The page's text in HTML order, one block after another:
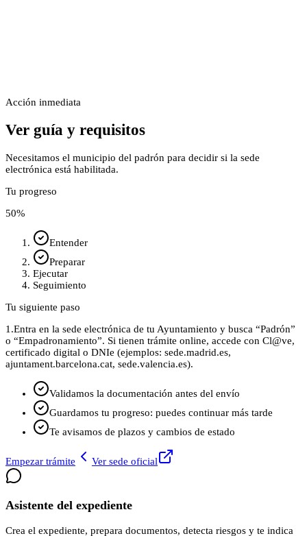
Acción inmediata
Ver guía y requisitos
Necesitamos el municipio del padrón para decidir si la sede
electrónica está habilitada.
Tu progreso
50%
Entender
Preparar
Ejecutar
Seguimiento
Tu siguiente paso
1.Entra en la sede electrónica de tu Ayuntamiento y busca “Padrón”
o “Empadronamiento”. Si tienen trámite online, accede con Cl@ve,
certificado digital o DNIe (ejemplos: sede.madrid.es,
ajuntament.barcelona.cat, sede.valencia.es).
Validamos la documentación antes del envío
Guardamos tu progreso: puedes continuar más tarde
Te avisamos de plazos y cambios de estado
Empezar trámite Ver sede oficial
Asistente del expediente
Crea el expediente, prepara documentos, detecta riesgos y te indica